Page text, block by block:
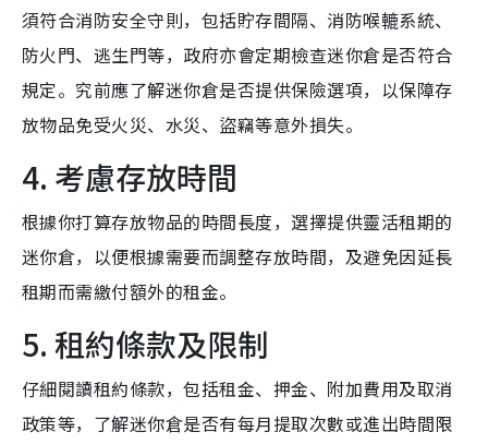
須符合消防安全守則，包括貯存間隔、消防喉轆系統、
防火門、逃生門等，政府亦會定期檢查迷你倉是否符合
規定。究前應了解迷你倉是否提供保險選項，以保障存
放物品免受火災、水災、盜竊等意外損失。
4. 考慮存放時間
根據你打算存放物品的時間長度，選擇提供靈活租期的
迷你倉，以便根據需要而調整存放時間，及避免因延長
租期而需繳付額外的租金。
5. 租約條款及限制
仔細閱讀租約條款，包括租金、押金、附加費用及取消
政策等，了解迷你倉是否有每月提取次數或進出時間限